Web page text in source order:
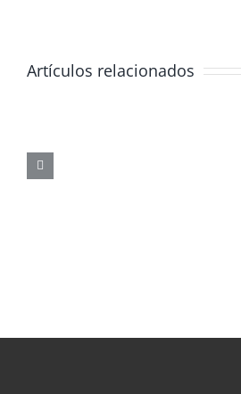
Artículos relacionados